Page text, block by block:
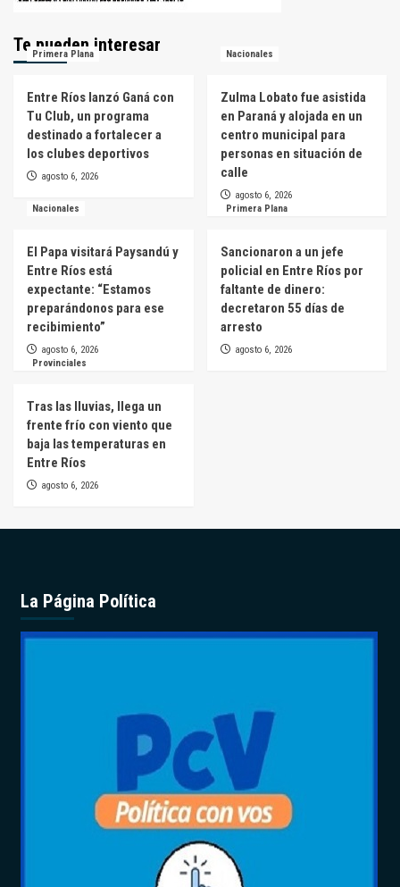
Te pueden interesar
Primera Plana
Entre Ríos lanzó Ganá con
Tu Club, un programa
destinado a fortalecer a
los clubes deportivos
agosto 6, 2026
Nacionales
Zulma Lobato fue asistida
en Paraná y alojada en un
centro municipal para
personas en situación de
calle
agosto 6, 2026
Nacionales
El Papa visitará Paysandú y
Entre Ríos está
expectante: “Estamos
preparándonos para ese
recibimiento”
agosto 6, 2026
Primera Plana
Sancionaron a un jefe
policial en Entre Ríos por
faltante de dinero:
decretaron 55 días de
arresto
agosto 6, 2026
Provinciales
Tras las lluvias, llega un
frente frío con viento que
baja las temperaturas en
Entre Ríos
agosto 6, 2026
La Página Política